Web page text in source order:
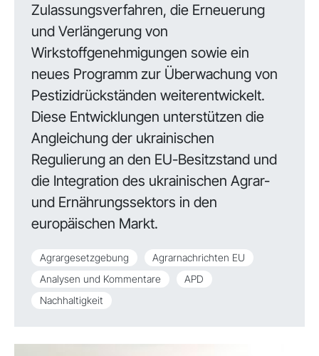
Zulassungsverfahren, die Erneuerung
und Verlängerung von
Wirkstoffgenehmigungen sowie ein
neues Programm zur Überwachung von
Pestizidrückständen weiterentwickelt.
Diese Entwicklungen unterstützen die
Angleichung der ukrainischen
Regulierung an den EU-Besitzstand und
die Integration des ukrainischen Agrar-
und Ernährungssektors in den
europäischen Markt.
Agrargesetzgebung
Agrarnachrichten EU
Analysen und Kommentare
APD
Nachhaltigkeit